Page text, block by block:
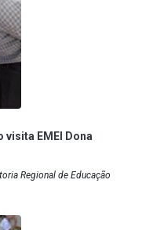
EMEI Dona
Regional de Educação